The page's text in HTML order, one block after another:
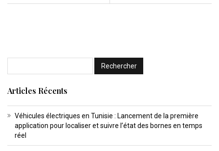
Articles Récents
Véhicules électriques en Tunisie : Lancement de la première
application pour localiser et suivre l’état des bornes en temps
réel